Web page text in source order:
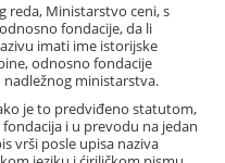
reda, Ministarstvo ceni, s
fondacije, da li
imati ime istorijske
odnosno fondacije
ministarstva.
je to predviđeno statutom,
i u prevodu na jedan
vrši posle upisa naziva